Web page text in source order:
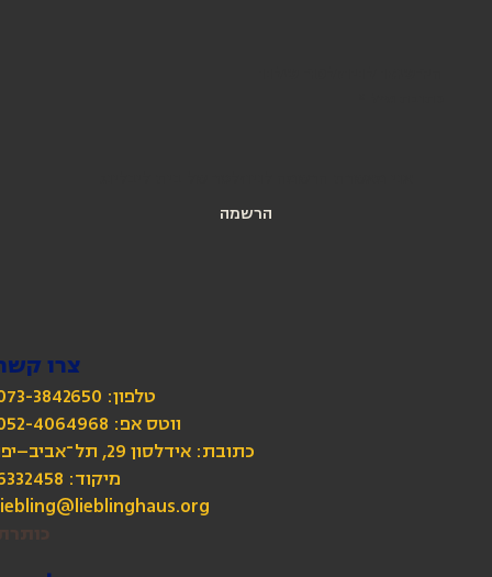
הרשמה
צרו
טלפון: 073-3842650
כתובת: אידלסון 29, תל־אביב–יפו
מיקוד: 6332458